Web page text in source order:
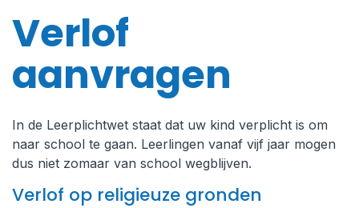
Onze school
Praktische informatie
Medezeggenschap
Vacatures
Ik zoek een school
Verlof
aanvragen
In de Leerplichtwet staat dat uw kind verplicht is om
naar school te gaan. Leerlingen vanaf vijf jaar mogen
dus niet zomaar van school wegblijven.
Verlof op religieuze gronden